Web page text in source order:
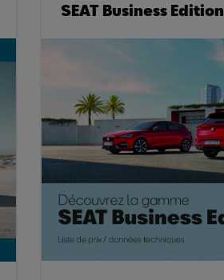
SEAT Business Edition